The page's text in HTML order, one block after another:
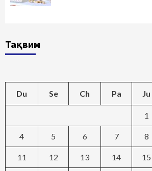
Тақвим
Du Se Ch Pa Ju
1
4 5 6 7 8
11 12 13 14 15